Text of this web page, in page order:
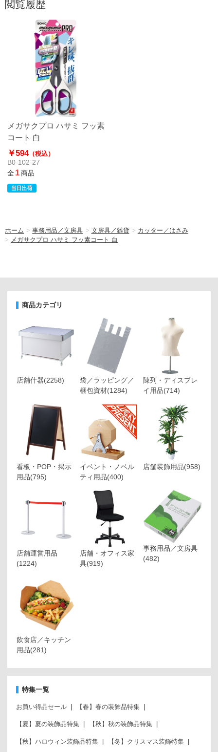
閲覧履歴
メガサクプロ ハサミ フッ素
コート 白
￥594（税込）
B0-102-27
全1商品
ホーム >事務用品／文房具 > 文房具／雑貨 > カッター／はさみ
> メガサクプロ ハサミ フッ素コート 白
商品カテゴリ
店舗什器(2258)
袋／ラッピング／
梱包資材(1284)
陳列・ディスプレ
イ用品(714)
看板・POP・掲示
用品(795)
イベント・ノベル
ティ用品(400)
店舗装飾用品(958)
店舗運営用品
(1224)
店舗・オフィス家
具(919)
事務用品／文房具
(482)
飲食店／キッチン
用品(281)
特集一覧
お買い得品セール 【春】春の装飾品特集
【夏】夏の装飾品特集 【秋】秋の装飾品特集
【秋】ハロウィン装飾品特集 【冬】クリスマス装飾特集